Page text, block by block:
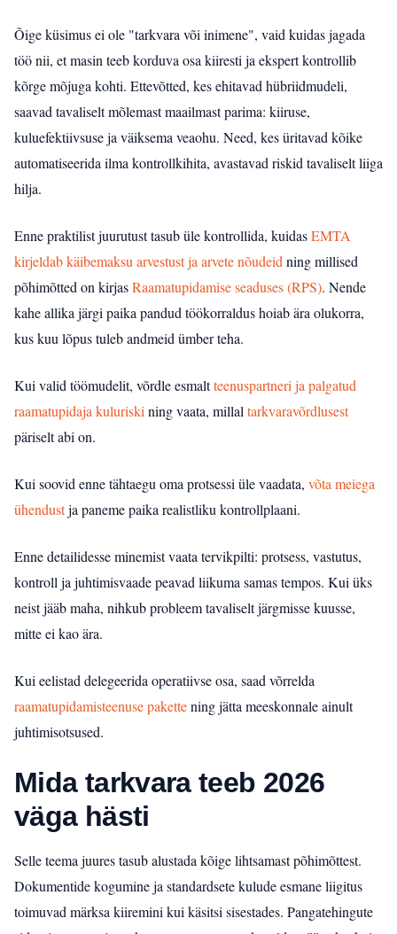
Õige küsimus ei ole "tarkvara või inimene", vaid kuidas jagada
töö nii, et masin teeb korduva osa kiiresti ja ekspert kontrollib
kõrge mõjuga kohti. Ettevõtted, kes ehitavad hübriidmudeli,
saavad tavaliselt mõlemast maailmast parima: kiiruse,
kuluefektiivsuse ja väiksema veaohu. Need, kes üritavad kõike
automatiseerida ilma kontrollkihita, avastavad riskid tavaliselt liiga
hilja.
Enne praktilist juurutust tasub üle kontrollida, kuidasEMTA
kirjeldab käibemaksu arvestust ja arvete nõudeid ning millised
põhimõtted on kirjasRaamatupidamise seaduses (RPS). Nende
kahe allika järgi paika pandud töökorraldus hoiab ära olukorra,
kus kuu lõpus tuleb andmeid ümber teha.
Kui valid töömudelit, võrdle esmaltteenuspartneri ja palgatud
raamatupidaja kuluriski ning vaata, millal tarkvaravõrdlusest
päriselt abi on.
Kui soovid enne tähtaegu oma protsessi üle vaadata, võta meiega
ühendustja paneme paika realistliku kontrollplaani.
Enne detailidesse minemist vaata tervikpilti: protsess, vastutus,
kontroll ja juhtimisvaade peavad liikuma samas tempos. Kui üks
neist jääb maha, nihkub probleem tavaliselt järgmisse kuusse,
mitte ei kao ära.
Kui eelistad delegeerida operatiivse osa, saad võrrelda
raamatupidamisteenuse pakettening jätta meeskonnale ainult
juhtimisotsused.
Mida tarkvara teeb 2026
väga hästi
Selle teema juures tasub alustada kõige lihtsamast põhimõttest.
Dokumentide kogumine ja standardsete kulude esmane liigitus
toimuvad märksa kiiremini kui käsitsi sisestades. Pangatehingute